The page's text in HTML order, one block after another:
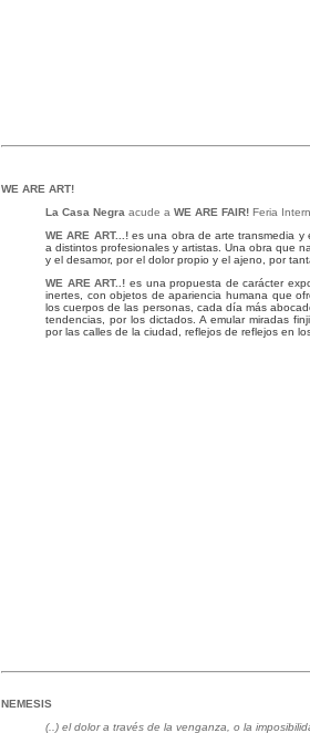
WE ARE ART!
La Casa Negra acude a WE ARE FAIR! Feria
WE ARE ART...! es una obra de arte transmedia y
a distintos profesionales y artistas. Una obra que
y el desamor, por el dolor propio y el ajeno, por
WE ARE ART..! es una propuesta de carácter
inertes, con objetos de apariencia humana que
los cuerpos de las personas, cada día más
tendencias, por los dictados. A emular miradas
por las calles de la ciudad, reflejos de reflejos en
NEMESIS
(..) el dolor a través de la venganza, o la